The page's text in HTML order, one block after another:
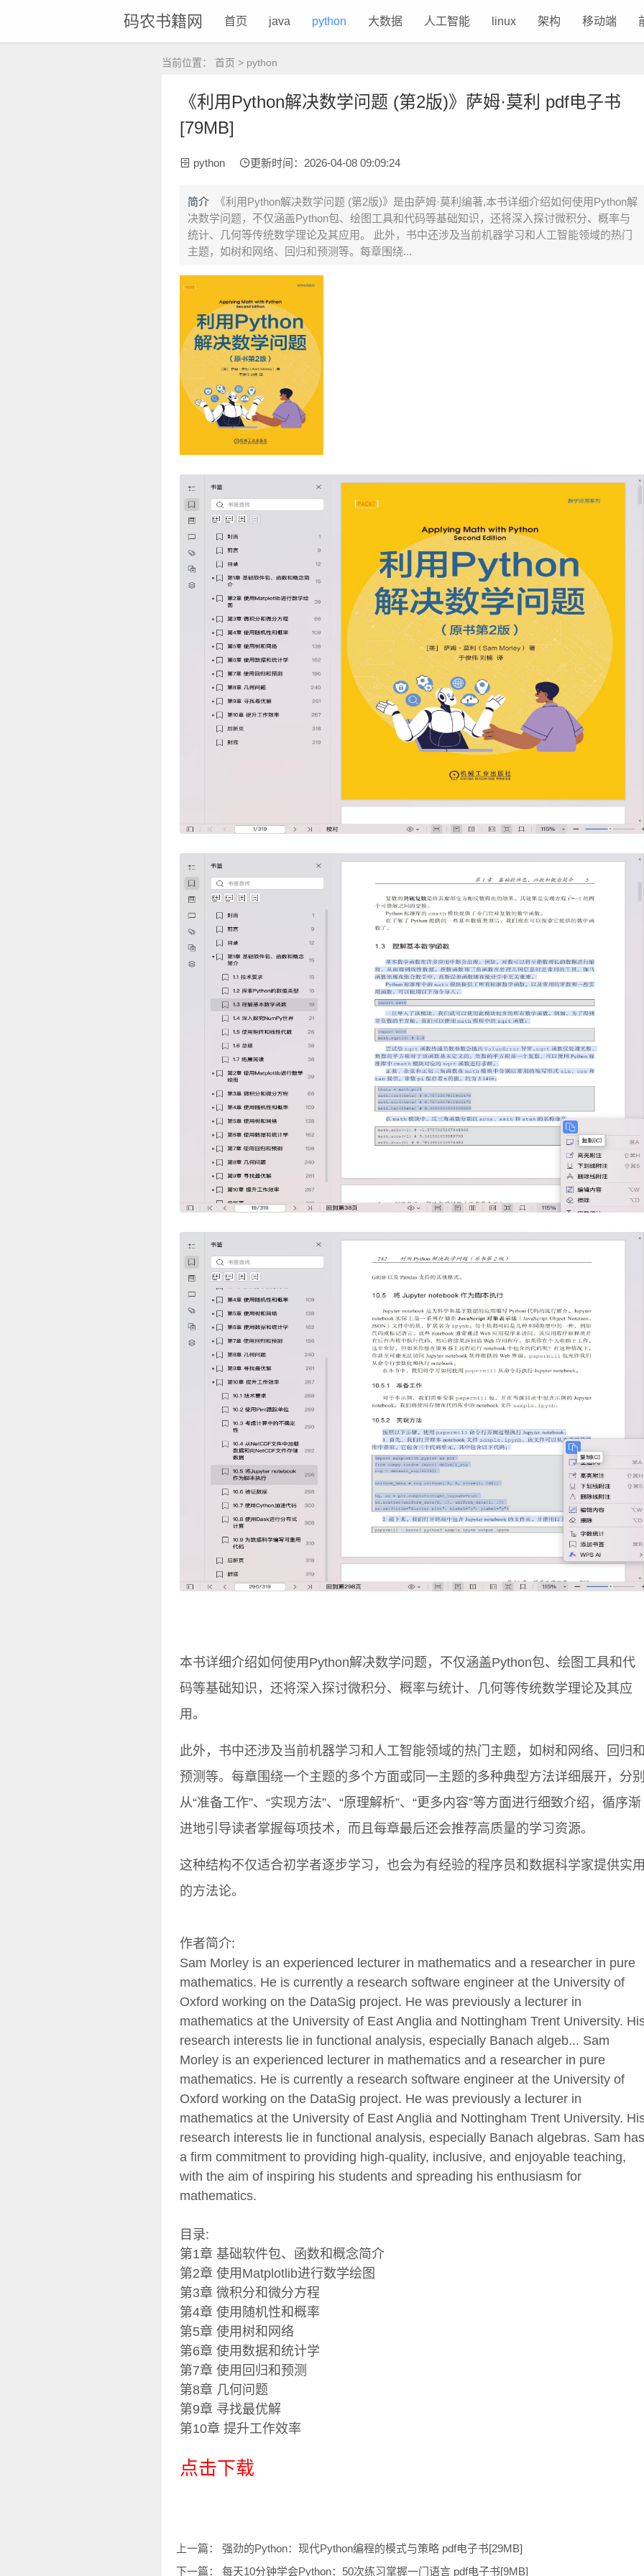
码农书籍网 首页 java python 大数据 人工智能 linux 架构 移动端
当前位置： 首页 > python
《利用Python解决数学问题 (第2版)》萨姆·莫利 pdf电子书
[79MB]
python 更新时间：2026-04-08 09:09:24
简介
《利用Python解决数学问题 (第2版)》是由萨姆·莫利编著,本书详细介绍如何使用Python解
决数学问题，不仅涵盖Python包、绘图工具和代码等基础知识，还将深入探讨微积分、概率与
统计、几何等传统数学理论及其应用。 此外，书中还涉及当前机器学习和人工智能领域的热门
主题，如树和网络、回归和预测等。每章围绕...
本书详细介绍如何使用Python解决数学问题，不仅涵盖Python包、绘图工具和代
码等基础知识，还将深入探讨微积分、概率与统计、几何等传统数学理论及其应
用。
此外，书中还涉及当前机器学习和人工智能领域的热门主题，如树和网络、回归和
预测等。每章围绕一个主题的多个方面或同一主题的多种典型方法详细展开，分别
从“准备工作”、“实现方法”、“原理解析”、“更多内容”等方面进行细致介绍，循序渐
进地引导读者掌握每项技术，而且每章最后还会推荐高质量的学习资源。
这种结构不仅适合初学者逐步学习，也会为有经验的程序员和数据科学家提供实用
的方法论。
作者简介:
Sam Morley is an experienced lecturer in mathematics and a researcher in pure
mathematics. He is currently a research software engineer at the University of
Oxford working on the DataSig project. He was previously a lecturer in
mathematics at the University of East Anglia and Nottingham Trent University.
research interests lie in functional analysis, especially Banach algeb... Sam
Morley is an experienced lecturer in mathematics and a researcher in pure
mathematics. He is currently a research software engineer at the University of
Oxford working on the DataSig project. He was previously a lecturer in
mathematics at the University of East Anglia and Nottingham Trent University.
research interests lie in functional analysis, especially Banach algebras. Sam has
a firm commitment to providing high-quality, inclusive, and enjoyable teaching,
with the aim of inspiring his students and spreading his enthusiasm for
mathematics.
目录:
第1章 基础软件包、函数和概念简介
第2章 使用Matplotlib进行数学绘图
第3章 微积分和微分方程
第4章 使用随机性和概率
第5章 使用树和网络
第6章 使用数据和统计学
第7章 使用回归和预测
第8章 几何问题
第9章 寻找最优解
第10章 提升工作效率
点击下载
上一篇： 强劲的Python：现代Python编程的模式与策略 pdf电子书[29MB]
下一篇： 每天10分钟学会Python：50次练习掌握一门语言 pdf电子书[9MB]